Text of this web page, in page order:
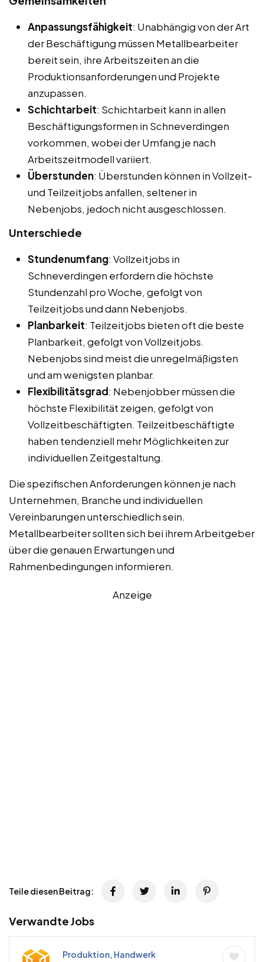
Anpassungsfähigkeit: Unabhängig von der Art
der Beschäftigung müssen Metallbearbeiter
bereit sein, ihre Arbeitszeiten an die
Produktionsanforderungen und Projekte
anzupassen.
Schichtarbeit: Schichtarbeit kann in allen
Beschäftigungsformen in Schneverdingen
vorkommen, wobei der Umfang je nach
Arbeitszeitmodell variiert.
Überstunden: Überstunden können in Vollzeit-
und Teilzeitjobs anfallen, seltener in
Nebenjobs, jedoch nicht ausgeschlossen.
Unterschiede
Stundenumfang: Vollzeitjobs in
Schneverdingen erfordern die höchste
Stundenzahl pro Woche, gefolgt von
Teilzeitjobs und dann Nebenjobs.
Planbarkeit: Teilzeitjobs bieten oft die beste
Planbarkeit, gefolgt von Vollzeitjobs.
Nebenjobs sind meist die unregelmäßigsten
und am wenigsten planbar.
Flexibilitätsgrad: Nebenjobber müssen die
höchste Flexibilität zeigen, gefolgt von
Vollzeitbeschäftigten. Teilzeitbeschäftigte
haben tendenziell mehr Möglichkeiten zur
individuellen Zeitgestaltung.
Die spezifischen Anforderungen können je nach
Unternehmen, Branche und individuellen
Vereinbarungen unterschiedlich sein.
Metallbearbeiter sollten sich bei ihrem Arbeitgeber
über die genauen Erwartungen und
Rahmenbedingungen informieren.
Anzeige
Teile diesen Beitrag:
Verwandte Jobs
Produktion, Handwerk